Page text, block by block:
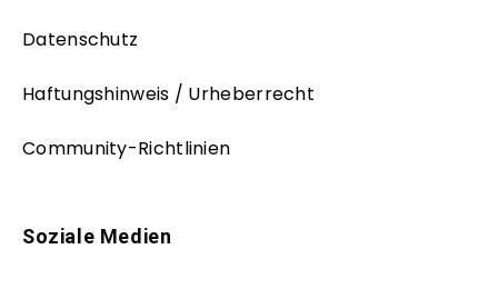
Datenschutz
Haftungshinweis / Urheberrecht
Community-Richtlinien
Soziale Medien